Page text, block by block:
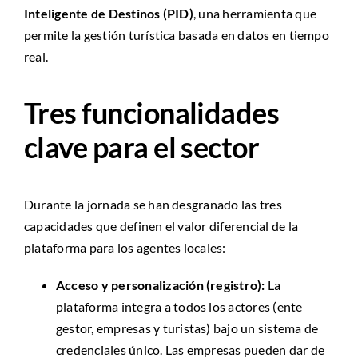
Inteligente de Destinos (PID), una herramienta que
permite la gestión turística basada en datos en tiempo
real.
Tres funcionalidades
clave para el sector
Durante la jornada se han desgranado las tres
capacidades que definen el valor diferencial de la
plataforma para los agentes locales:
Acceso y personalización (registro): La
plataforma integra a todos los actores (ente
gestor, empresas y turistas) bajo un sistema de
credenciales único. Las empresas pueden dar de